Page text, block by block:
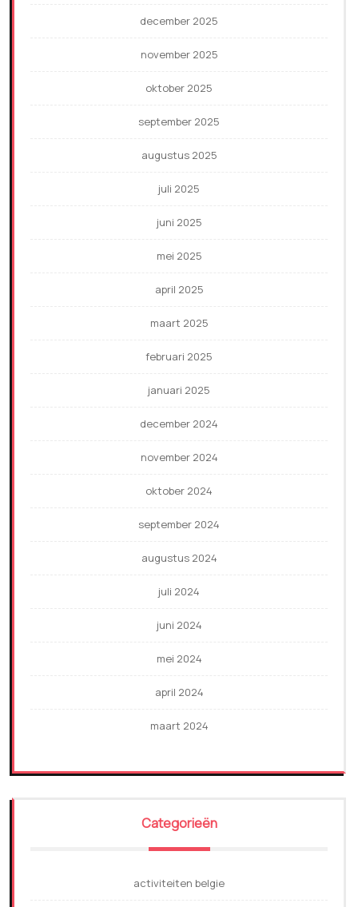
december 2025
november 2025
oktober 2025
september 2025
augustus 2025
juli 2025
juni 2025
mei 2025
april 2025
maart 2025
februari 2025
januari 2025
december 2024
november 2024
oktober 2024
september 2024
augustus 2024
juli 2024
juni 2024
mei 2024
april 2024
maart 2024
Categorieën
activiteiten belgie